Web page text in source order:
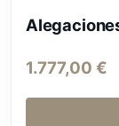
1.777,00 €